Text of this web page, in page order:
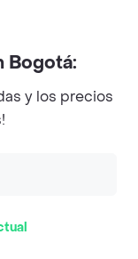
Bogotá:
y los precios